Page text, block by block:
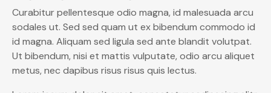
Curabitur pellentesque odio magna, id malesuada arcu
sodales ut. Sed sed quam ut ex bibendum commodo id
id magna. Aliquam sed ligula sed ante blandit volutpat.
Ut bibendum, nisi et mattis vulputate, odio arcu aliquet
metus, nec dapibus risus risus quis lectus.